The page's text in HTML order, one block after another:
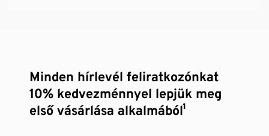
Minden hírlevél feliratkozónkat
10% kedvezménnyel lepjük meg
első vásárlása alkalmából¹